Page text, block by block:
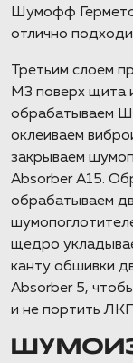
Шумофф
отлично
Третьим слоем
М3 поверх щита
обрабатываем
оклеиваем
закрываем
Absorber А15.
обрабатываем
щедро
канту обшивки
Absorber 5,
и не портить